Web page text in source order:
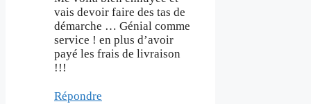
vais devoir faire des tas de
démarche … Génial comme
service ! en plus d’avoir
payé les frais de livraison
!!!
Répondre